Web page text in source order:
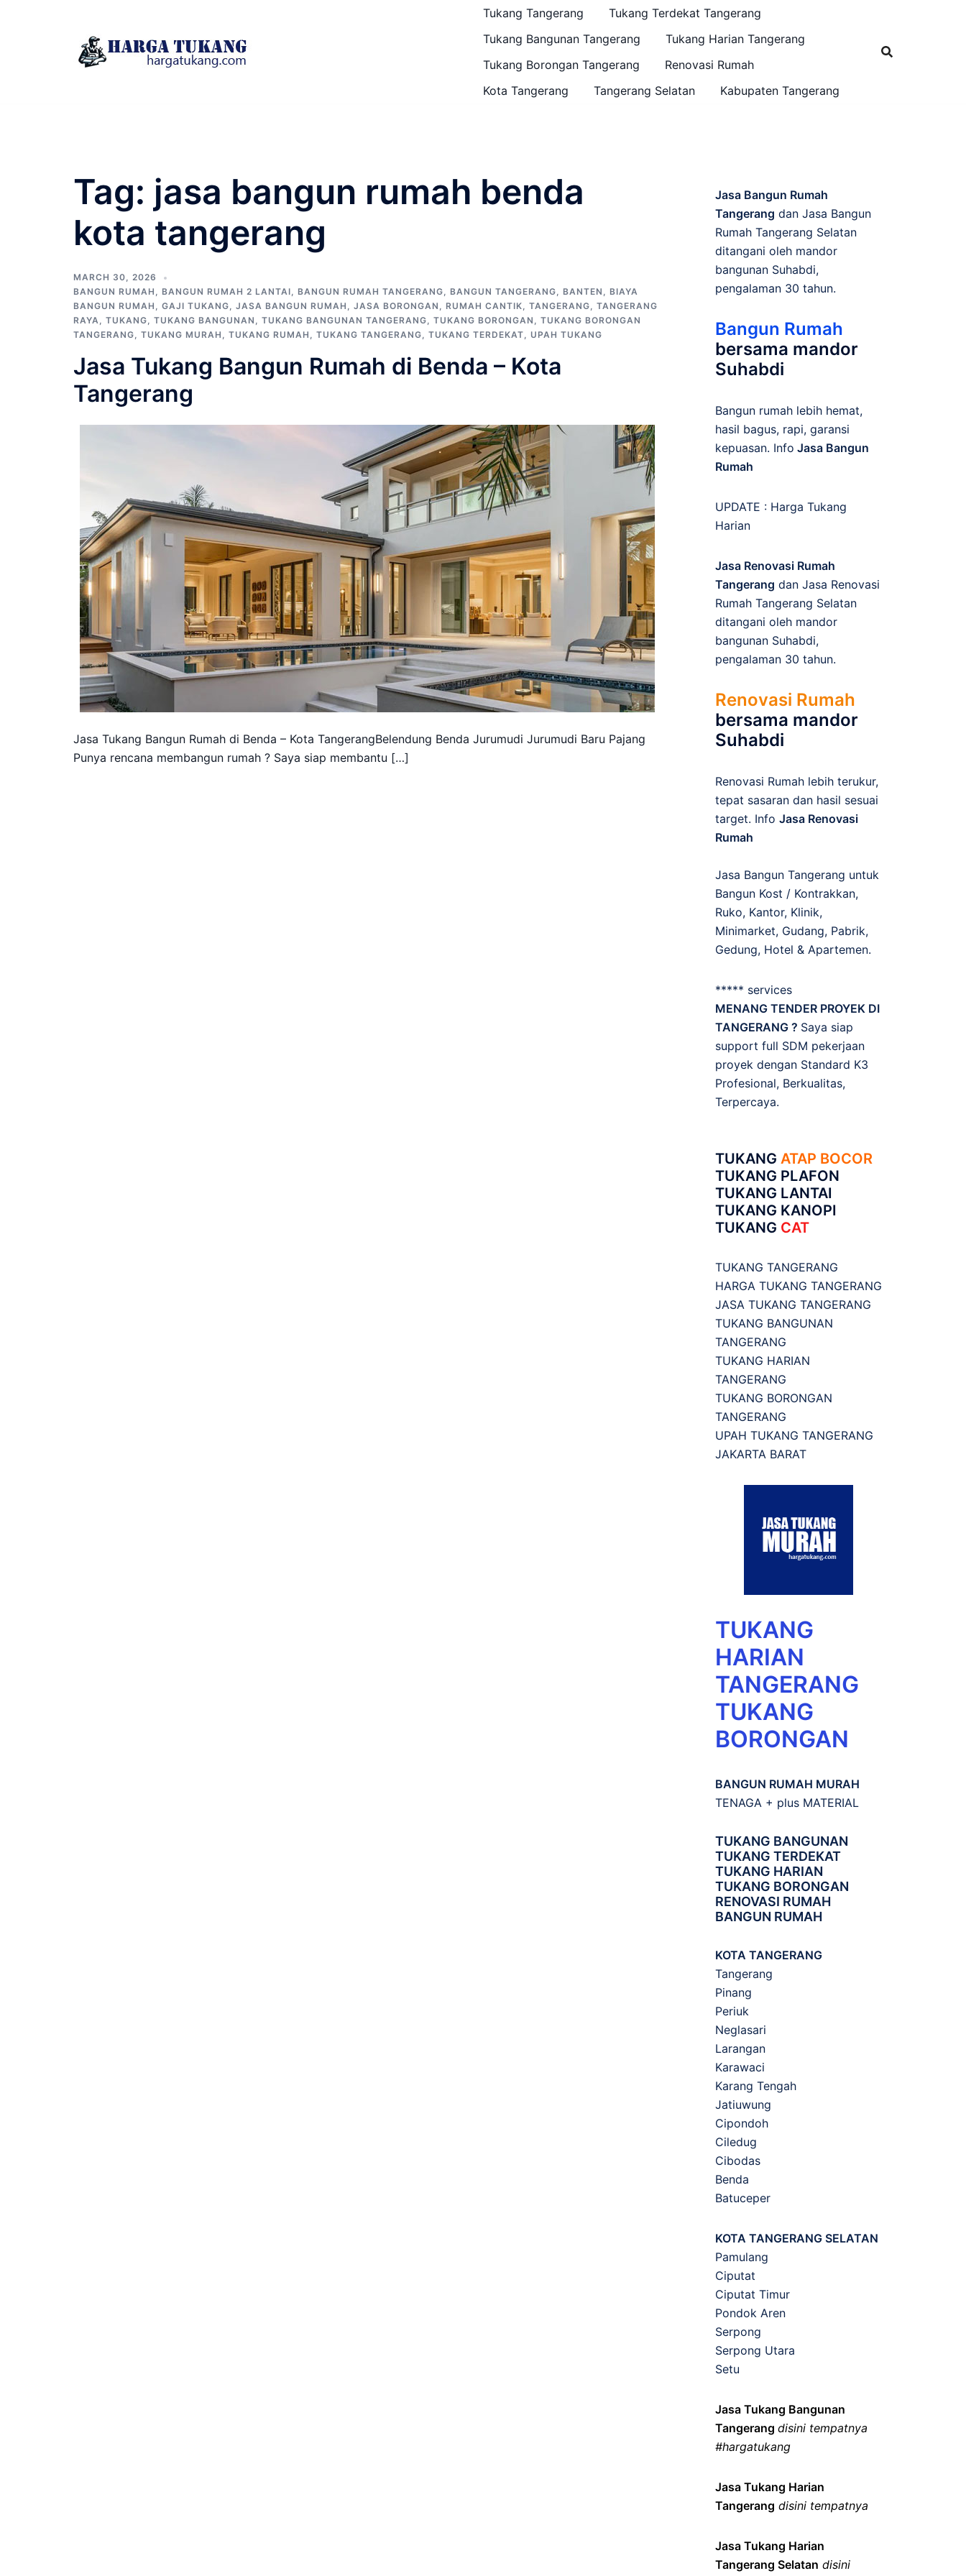
Tukang Tangerang
Tukang Terdekat Tangerang
Tukang Bangunan Tangerang
Tukang Harian Tangerang
Tukang Borongan Tangerang
Renovasi Rumah
Kota Tangerang
Tangerang Selatan Kabupaten Tangerang
Tag: jasa bangun rumah benda
kota tangerang
MARCH 30, 2026
BANGUN RUMAH , BANGUN RUMAH 2 LANTAI, BANGUN RUMAH TANGERANG, BANGUN TANGERANG, BANTEN , BIAYA
BANGUN RUMAH , GAJI TUKANG, JASA BANGUN RUMAH , JASA BORONGAN , RUMAH CANTIK, TANGERANG, TANGERANG
RAYA, TUKANG, TUKANG BANGUNAN , TUKANG BANGUNAN TANGERANG, TUKANG BORONGAN , TUKANG BORONGAN
TANGERANG, TUKANG MURAH , TUKANG RUMAH , TUKANG TANGERANG, TUKANG TERDEKAT, UPAH TUKANG
Jasa Tukang Bangun Rumah di Benda – Kota
Tangerang
Jasa Tukang Bangun Rumah di Benda – Kota TangerangBelendung Benda Jurumudi Jurumudi Baru Pajang
Punya rencana membangun rumah ? Saya siap membantu […]
Jasa Bangun Rumah
Tangerang dan Jasa Bangun
Rumah Tangerang Selatan
ditangani oleh mandor
bangunan Suhabdi,
pengalaman 30 tahun.
Bangun Rumah
bersama mandor
Suhabdi
Bangun rumah lebih hemat,
hasil bagus, rapi, garansi
kepuasan. Info Jasa Bangun
Rumah
UPDATE : Harga Tukang
Harian
Jasa Renovasi Rumah
Tangerang dan Jasa Renovasi
Rumah Tangerang Selatan
ditangani oleh mandor
bangunan Suhabdi,
pengalaman 30 tahun.
Renovasi Rumah
bersama mandor
Suhabdi
Renovasi Rumah lebih terukur,
tepat sasaran dan hasil sesuai
target. Info Jasa Renovasi
Rumah
Jasa Bangun Tangerang untuk
Bangun Kost / Kontrakkan,
Ruko, Kantor, Klinik,
Minimarket, Gudang, Pabrik,
Gedung, Hotel & Apartemen.
***** services
MENANG TENDER PROYEK DI
TANGERANG ? Saya siap
support full SDM pekerjaan
proyek dengan Standard K3
Profesional, Berkualitas,
Terpercaya.
TUKANG ATAP BOCOR
TUKANG PLAFON
TUKANG LANTAI
TUKANG KANOPI
TUKANG CAT
TUKANG TANGERANG
HARGA TUKANG TANGERANG
JASA TUKANG TANGERANG
TUKANG BANGUNAN
TANGERANG
TUKANG HARIAN
TANGERANG
TUKANG BORONGAN
TANGERANG
UPAH TUKANG TANGERANG
JAKARTA BARAT
TUKANG
HARIAN
TANGERANG
TUKANG
BORONGAN
BANGUN RUMAH MURAH
TENAGA + plus MATERIAL
TUKANG BANGUNAN
TUKANG TERDEKAT
TUKANG HARIAN
TUKANG BORONGAN
RENOVASI RUMAH
BANGUN RUMAH
KOTA TANGERANG
Tangerang
Pinang
Periuk
Neglasari
Larangan
Karawaci
Karang Tengah
Jatiuwung
Cipondoh
Ciledug
Cibodas
Benda
Batuceper
KOTA TANGERANG SELATAN
Pamulang
Ciputat
Ciputat Timur
Pondok Aren
Serpong
Serpong Utara
Setu
Jasa Tukang Bangunan
Tangerang disini tempatnya
#hargatukang
Jasa Tukang Harian
Tangerang disini tempatnya
Jasa Tukang Harian
Tangerang Selatan disini